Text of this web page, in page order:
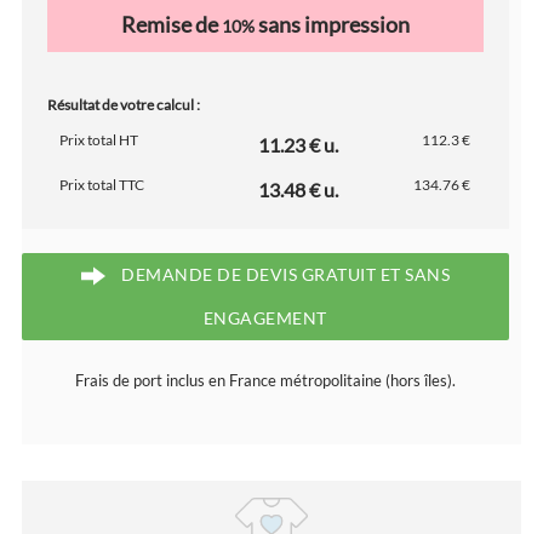
Remise de10%sans impression
Résultat de votre calcul :
Prix total HT
11.23 € u. 112.3 €
Prix total TTC 13.48 € u. 134.76 €
DEMANDE DE DEVIS GRATUIT ET SANS
ENGAGEMENT
Frais de port inclus en France métropolitaine (hors îles).